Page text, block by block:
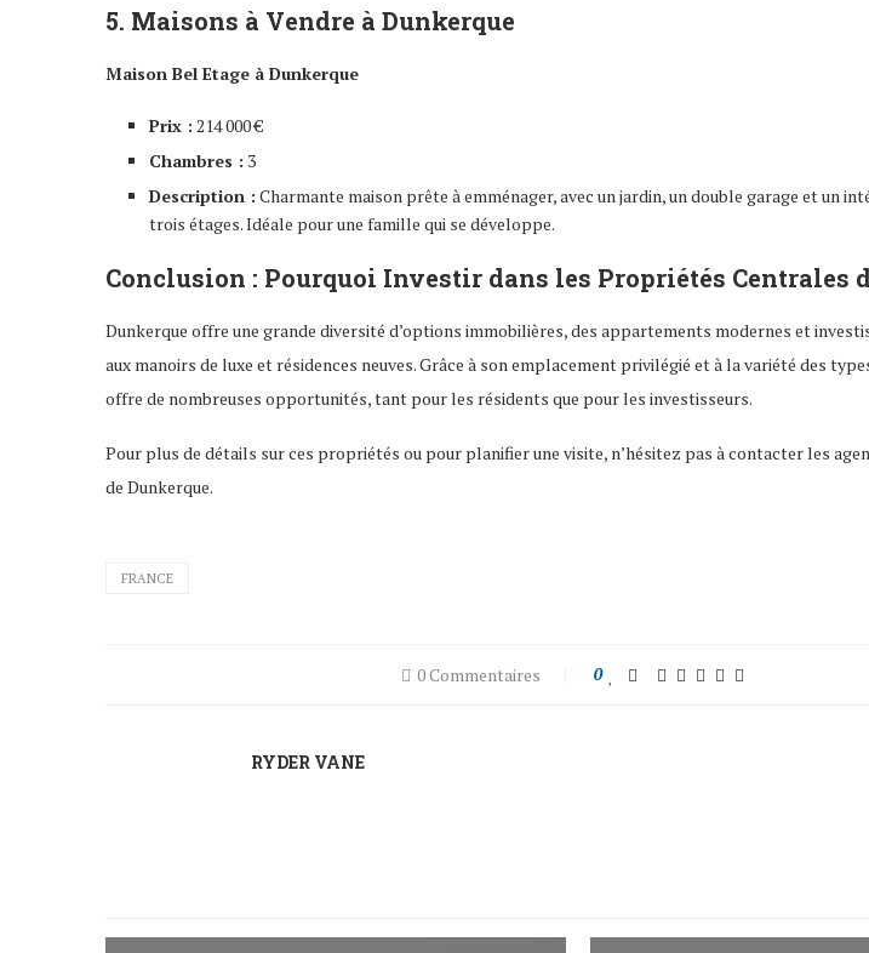
5. Maisons à Vendre à Dunkerque
Maison Bel Etage à Dunkerque
Prix : 214 000 €
Chambres : 3
Description : Charmante maison prête à emménager, avec un jardin, un double garage et un
trois étages. Idéale pour une famille qui se développe.
Conclusion : Pourquoi Investir dans les Propriétés Centrales
Dunkerque offre une grande diversité d’options immobilières, des appartements modernes et
aux manoirs de luxe et résidences neuves. Grâce à son emplacement privilégié et à la variété des
offre de nombreuses opportunités, tant pour les résidents que pour les investisseurs.
Pour plus de détails sur ces propriétés ou pour planifier une visite, n’hésitez pas à contacter les
de Dunkerque.
FRANCE
0 Commentaires 0
RYDER VANE